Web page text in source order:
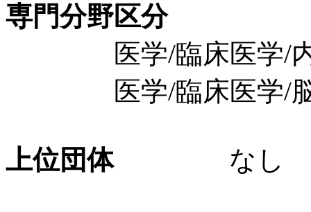
専門分野区分
医学/臨床医学/内
医学/臨床医学/脳
上位団体なし